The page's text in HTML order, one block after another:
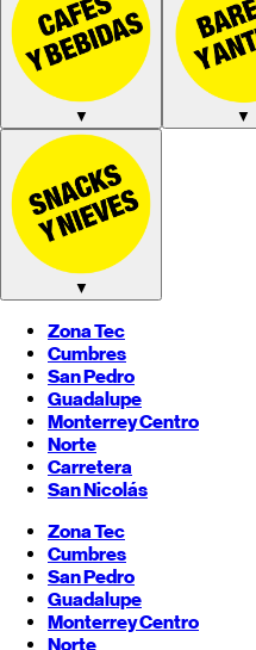
▼ ▼
▼
Zona Tec
Cumbres
San Pedro
Guadalupe
MonterreyCentro
Norte
Carretera
San Nicolás
Zona Tec
Cumbres
San Pedro
Guadalupe
MonterreyCentro
Norte